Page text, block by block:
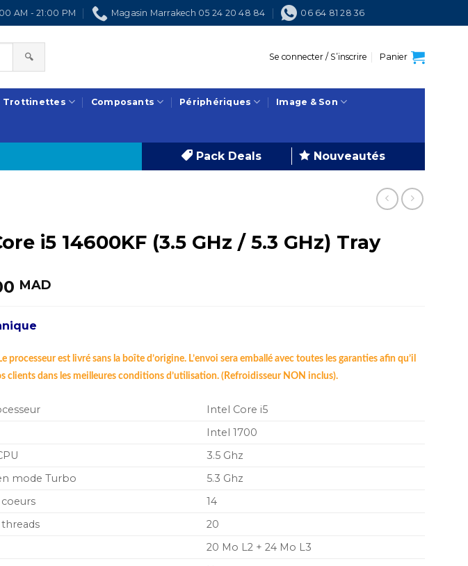
AM - 21:00 PM Magasin Marrakech 05 24 20 48 84 06 64 81 28 36
🔍 Se connecter / S’inscrire Panier
Trottinettes Composants Périphériques Image & Son
Pack Deals Nouveautés
i5 14600KF (3.5 GHz / 5.3 GHz) Tray
MAD
processeur est livré sans la boîte d’origine. L’envoi sera emballé avec toutes les garanties afin qu’il
clients dans les meilleures conditions d’utilisation. (Refroidisseur NON inclus).
Intel Core i5
Intel 1700
3.5 Ghz
mode Turbo
5.3 Ghz
14
20
20 Mo L2 + 24 Mo L3